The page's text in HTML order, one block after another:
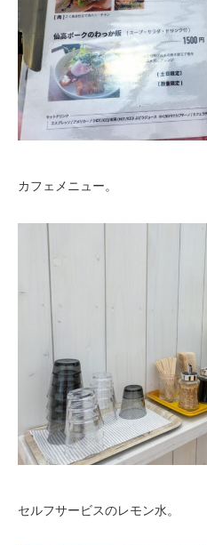
カフェメニュー。
セルフサービスのレモン水。